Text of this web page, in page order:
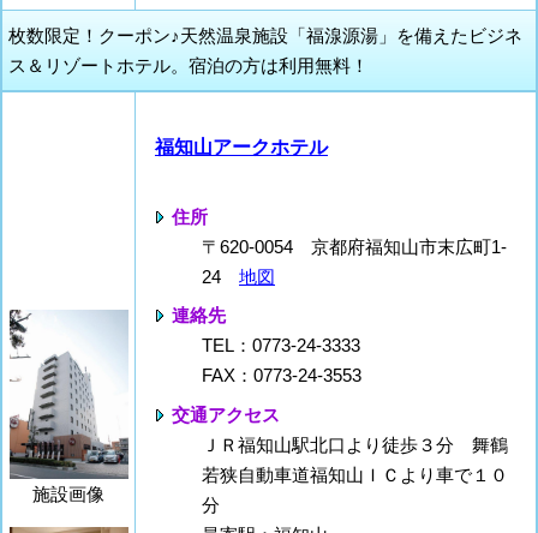
枚数限定！クーポン♪天然温泉施設「福湶源湯」を備えたビジネ
ス＆リゾートホテル。宿泊の方は利用無料！
施設画像
福知山アークホテル
住所
〒620-0054 京都府福知山市末広町1-
24 地図
連絡先
TEL：0773-24-3333
FAX：0773-24-3553
交通アクセス
ＪＲ福知山駅北口より徒歩３分 舞鶴
若狭自動車道福知山ＩＣより車で１０
分